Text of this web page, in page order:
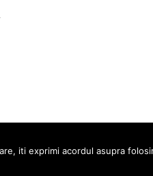
iti exprimi acordul asupra